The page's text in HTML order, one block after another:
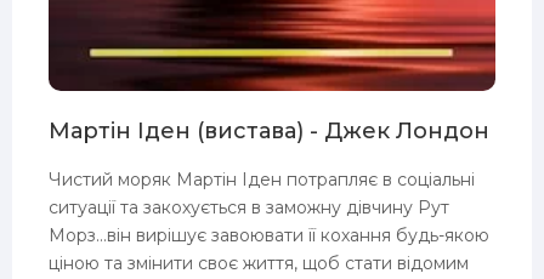
Мартін Іден (вистава) - Джек Лондон
Чистий моряк Мартін Іден потрапляє в соціальні
ситуації та закохується в заможну дівчину Рут
Морз...він вирішує завоювати її кохання будь-якою
ціною та змінити своє життя, щоб стати відомим